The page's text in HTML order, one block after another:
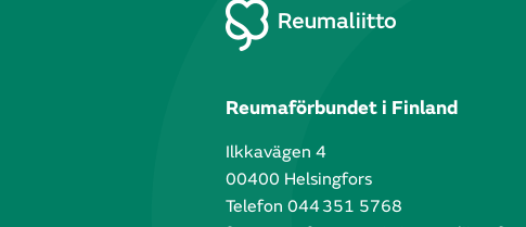
Reumaförbundet i Finland
Ilkkavägen 4
00400 Helsingfors
Telefon 044 351 5768